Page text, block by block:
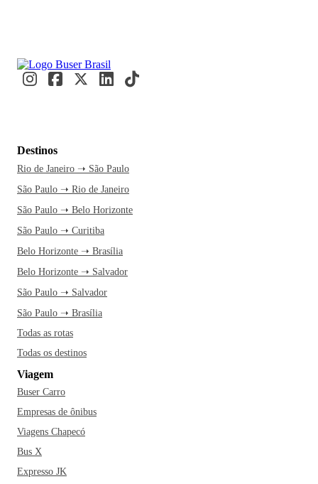
Destinos
Rio de Janeiro ➝ São Paulo
São Paulo ➝ Rio de Janeiro
São Paulo ➝ Belo Horizonte
São Paulo ➝ Curitiba
Belo Horizonte ➝ Brasília
Belo Horizonte ➝ Salvador
São Paulo ➝ Salvador
São Paulo ➝ Brasília
Todas as rotas
Todas os destinos
Viagem
Buser Carro
Empresas de ônibus
Viagens Chapecó
Bus X
Expresso JK